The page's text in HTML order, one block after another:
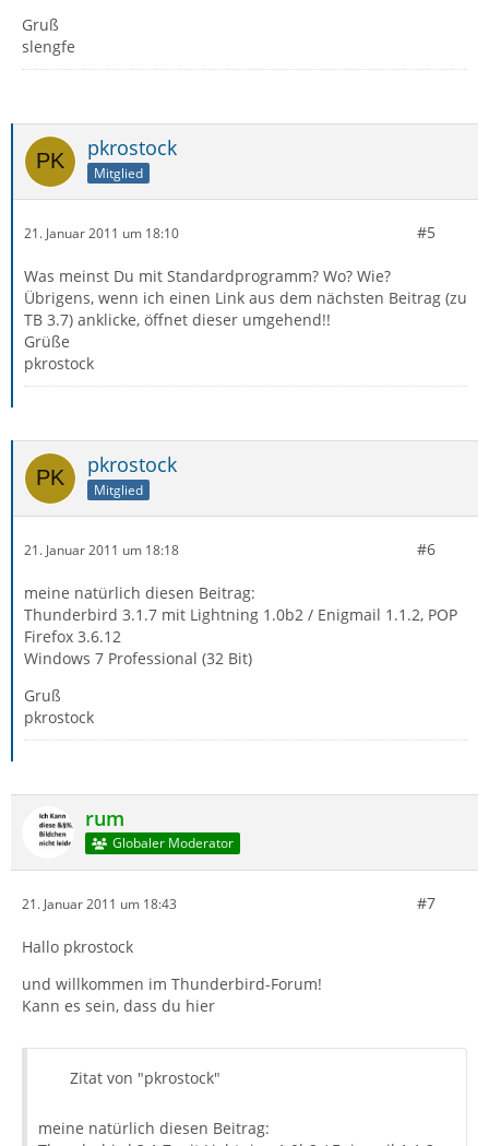
Gruß
slengfe
pkrostock
Mitglied
21. Januar 2011 um 18:10 #5
Was meinst Du mit Standardprogramm? Wo? Wie?
Übrigens, wenn ich einen Link aus dem nächsten Beitrag (zu
TB 3.7) anklicke, öffnet dieser umgehend!!
Grüße
pkrostock
pkrostock
Mitglied
21. Januar 2011 um 18:18 #6
meine natürlich diesen Beitrag:
Thunderbird 3.1.7 mit Lightning 1.0b2 / Enigmail 1.1.2, POP
Firefox 3.6.12
Windows 7 Professional (32 Bit)
Gruß
pkrostock
rum
Globaler Moderator
21. Januar 2011 um 18:43 #7
Hallo pkrostock
und willkommen im Thunderbird-Forum!
Kann es sein, dass du hier
Zitat von "pkrostock"
meine natürlich diesen Beitrag: